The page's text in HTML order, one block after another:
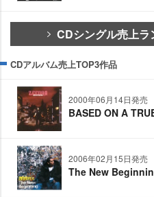
CDシングル売上
CDアルバム売上TOP3作品
2000年06月14日発売
BASED ON A
2006年02月15日発売
The New